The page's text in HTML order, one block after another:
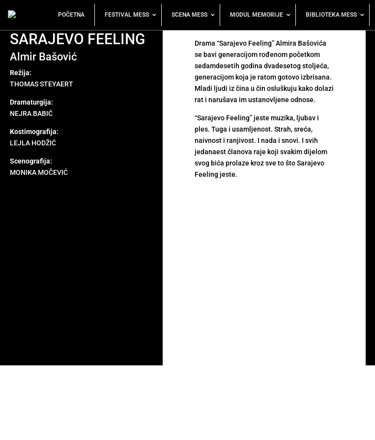
POČETNA FESTIVAL MESS SCENA MESS MODUL MEMORIJE BIBLIOTEKA MESS
SARAJEVO FEELING
Almir Bašović
Režija:
THOMAS STEYAERT
Dramaturgija:
NEJRA BABIĆ
Kostimografija:
LEJLA HODŽIĆ
Scenografija:
MONIKA MOČEVIĆ
Drama “Sarajevo Feeling” Almira Bašovića
se bavi generacijom rođenom početkom
sedamdesetih godina dvadesetog stoljeća,
generacijom koja je ratom gotovo izbrisana.
Mladi ljudi iz čina u čin osluškuju kako dolazi
rat i narušava im ustanovljene odnose.
“Sarajevo Feeling” jeste muzika, ljubav i
ples. Tuga i usamljenost. Strah, sreća,
naivnost i ranjivost. I nada i snovi. I svih
jedanaest članova raje koji svakim dijelom
svog bića prolaze kroz sve to što Sarajevo
Feeling jeste.